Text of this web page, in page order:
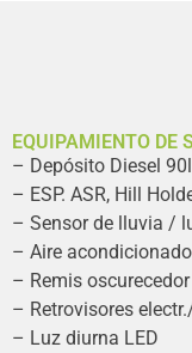
EQUIPAMIENTO DE
– Depósito Diesel 90l
– ESP. ASR, Hill
– Sensor de lluvia /
– Aire
– Remis
– Retrovisores
– Luz diurna LED